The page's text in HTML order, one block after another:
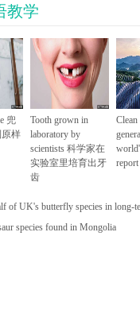
教学
兜
样
Tooth grown in
laboratory by
scientists 科学家在
实验室里培育出牙
齿
Clean
report
of UK's butterfly species in long-
species found in Mongolia